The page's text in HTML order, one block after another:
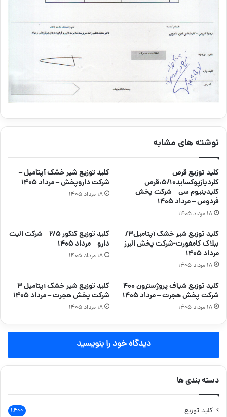
نوشته های مشابه
کلید توزیع قرص
کلردیازپوکساید۵/۱۰،قرص
کلیدینیوم سی – شرکت پخش
فردوس – مرداد ۱۴۰۵
۱۸ مرداد ۱۴۰۵
کلید توزیع شیر خشک آپتامیل –
شرکت داروپخش – مرداد ۱۴۰۵
۱۸ مرداد ۱۴۰۵
کلید توزیع شیر خشک آپتامیل۳/
ببلاک کامفورت-شرکت پخش البرز –
مرداد ۱۴۰۵
۱۸ مرداد ۱۴۰۵
کلید توزیع کنکور ۲/۵ – شرکت الیت
دارو – مرداد ۱۴۰۵
۱۸ مرداد ۱۴۰۵
کلید توزیع شیاف پروژسترون ۴۰۰ –
شرکت پخش هجرت – مرداد ۱۴۰۵
۱۸ مرداد ۱۴۰۵
کلید توزیع شیر خشک آپتامیل ۳ –
شرکت پخش هجرت – مرداد ۱۴۰۵
۱۸ مرداد ۱۴۰۵
دیدگاه خود را بنویسید
دسته بندی ها
کلید توزیع ۱,۴۰۰